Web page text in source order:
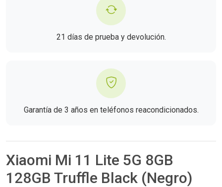
21 días de prueba y devolución.
Garantía de 3 años en teléfonos reacondicionados.
Xiaomi Mi 11 Lite 5G 8GB
128GB Truffle Black (Negro)